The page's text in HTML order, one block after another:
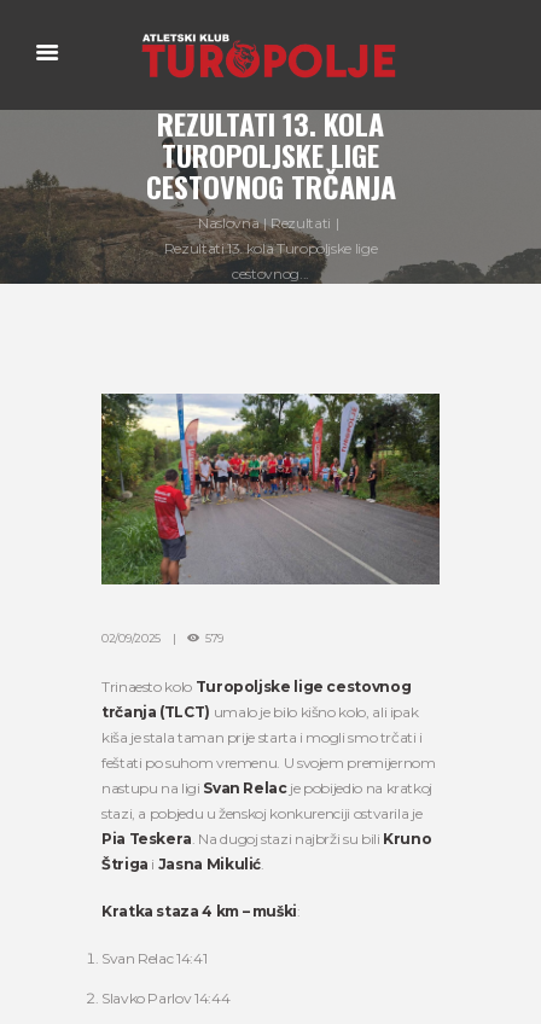
REZULTATI 13. KOLA
TUROPOLJSKE LIGE
CESTOVNOG TRČANJA
Naslovna
Rezultati
Rezultati 13. kola Turopoljske lige
cestovnog...
02/09/2025 579
Trinaesto kolo Turopoljske lige cestovnog
trčanja (TLCT) umalo je bilo kišno kolo, ali ipak
kiša je stala taman prije starta i mogli smo trčati i
feštati po suhom vremenu. U svojem premijernom
nastupu na ligi Svan Relacje pobijedio na kratkoj
stazi, a pobjedu u ženskoj konkurenciji ostvarila je
Pia Teskera . Na dugoj stazi najbrži su bili Kruno
Štriga i Jasna Mikulić
Kratka staza 4 km – muški:
Svan Relac 14:41
Slavko Parlov 14:44